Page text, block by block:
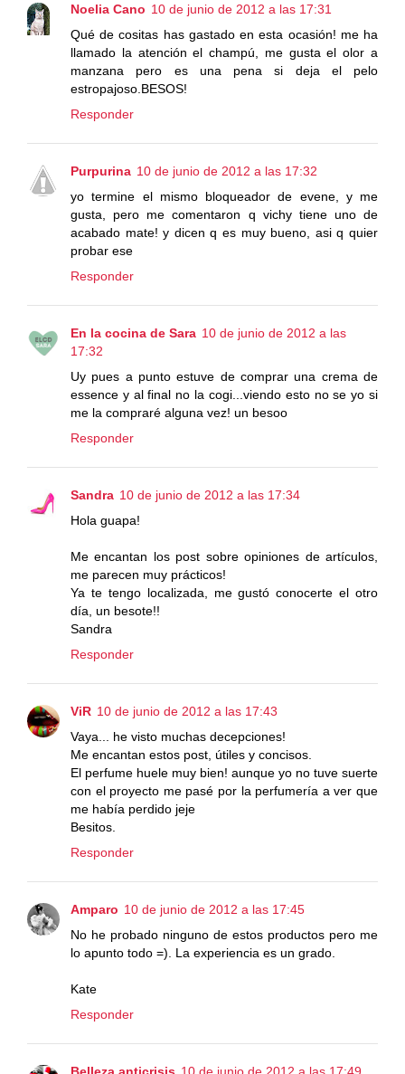
Noelia Cano 10 de junio de 2012 a las 17:31
Qué de cositas has gastado en esta ocasión! me ha
llamado la atención el champú, me gusta el olor a
manzana pero es una pena si deja el pelo
estropajoso.BESOS!
Responder
Purpurina 10 de junio de 2012 a las 17:32
yo termine el mismo bloqueador de evene, y me
gusta, pero me comentaron q vichy tiene uno de
acabado mate! y dicen q es muy bueno, asi q quier
probar ese
Responder
En la cocina de Sara 10 de junio de 2012 a las
17:32
Uy pues a punto estuve de comprar una crema de
essence y al final no la cogi...viendo esto no se yo si
me la compraré alguna vez! un besoo
Responder
Sandra 10 de junio de 2012 a las 17:34
Hola guapa!
Me encantan los post sobre opiniones de artículos,
me parecen muy prácticos!
Ya te tengo localizada, me gustó conocerte el otro
día, un besote!!
Sandra
Responder
ViR 10 de junio de 2012 a las 17:43
Vaya... he visto muchas decepciones!
Me encantan estos post, útiles y concisos.
El perfume huele muy bien! aunque yo no tuve suerte
con el proyecto me pasé por la perfumería a ver que
me había perdido jeje
Besitos.
Responder
Amparo 10 de junio de 2012 a las 17:45
No he probado ninguno de estos productos pero me
lo apunto todo =). La experiencia es un grado.
Kate
Responder
Belleza anticrisis 10 de junio de 2012 a las 17:49